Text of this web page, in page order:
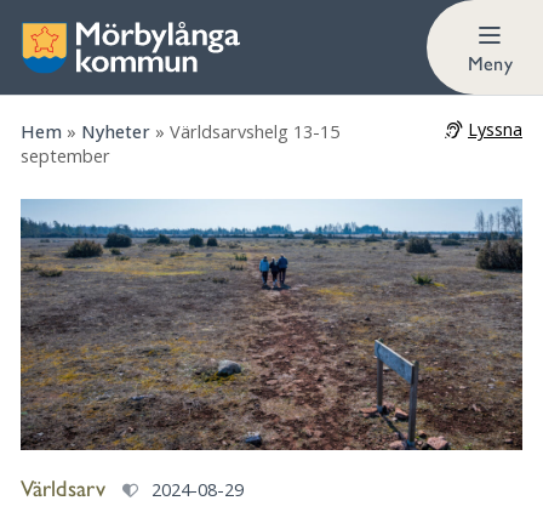
Meny
Hem » Nyheter » Världsarvshelg 13-15
september
Lyssna
Världsarv 2024-08-29